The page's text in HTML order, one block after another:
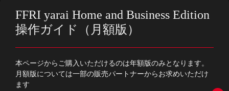
FFRI yarai Home and Business Edition
操作ガイド（月額版）
本ページからご購入いただけるのは年額版のみとなります。
月額版については一部の販売パートナーからお求めいただけ
ます